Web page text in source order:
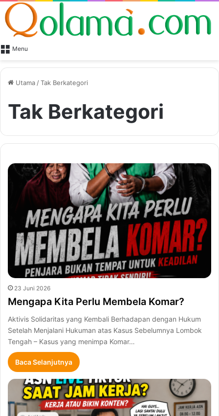
Menu
Utama/Tak Berkategori
Tak Berkategori
23 Juni 2026
Mengapa Kita Perlu Membela Komar?
Aktivis Solidaritas yang Kembali Berhadapan dengan Hukum
Setelah Menjalani Hukuman atas Kasus Sebelumnya Lombok
Tengah – Kasus yang menimpa Komar…
Baca Selanjutnya